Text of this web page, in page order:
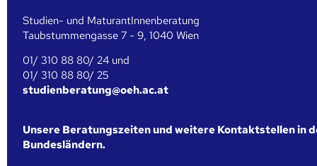
Studien- und MaturantInnenberatung
Taubstummengasse 7 - 9, 1040 Wien
01/ 310 88 80/ 24 und
01/ 310 88 80/ 25
studienberatung@oeh.ac.at
Unsere Beratungszeiten und weitere Kontaktstellen in
Bundesländern.